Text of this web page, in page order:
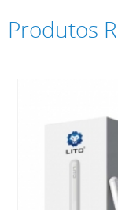
Produtos